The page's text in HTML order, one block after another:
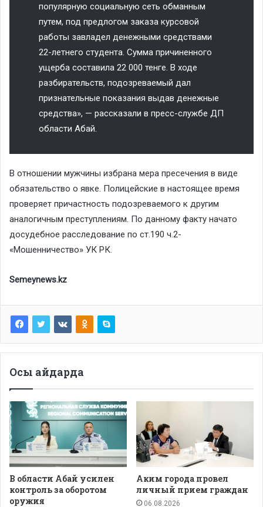
популярную социальную сеть обманным
путем, под предлогом заказа курсовой
работы завладел денежными средствами
22-летнего студента. Сумма причиненного
ущерба составила 22 000 тенге. В ходе
разбирательств, подозреваемый дал
признательные показания выдав денежные
средства», — рассказали в пресс-службе ДП
области Абай.
В отношении мужчины избрана мера пресечения в виде
обязательство о явке. Полицейские в настоящее время
проверяет причастность подозреваемого к другим
аналогичным преступлениям. По данному факту начато
досудебное расследование по ст.190 ч.2-
«Мошенничество» УК РК.
Semeynews.kz
Осы айдарда
В области Абай усилен
контроль за оборотом
оружия
Аким города провел
личный прием граждан
06.08.2026